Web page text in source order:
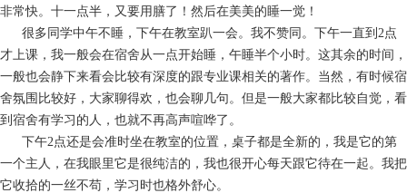
非常快。十一点半，又要用膳了！然后在美美的睡一觉！
很多同学中午不睡，下午在教室趴一会。我不赞同。下午一直到2点
才上课，我一般会在宿舍从一点开始睡，午睡半个小时。这其余的时间，
一般也会静下来看会比较有深度的跟专业课相关的著作。当然，有时候宿
舍氛围比较好，大家聊得欢，也会聊几句。但是一般大家都比较自觉，看
到宿舍有学习的人，也就不再高声喧哗了。
下午2点还是会准时坐在教室的位置，桌子都是全新的，我是它的第
一个主人，在我眼里它是很纯洁的，我也很开心每天跟它待在一起。我把
它收拾的一丝不苟，学习时也格外舒心。